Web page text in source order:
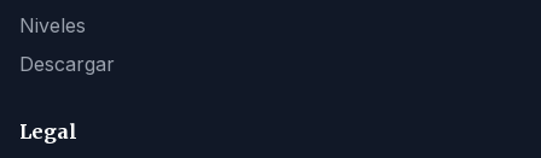
Niveles
Descargar
Legal